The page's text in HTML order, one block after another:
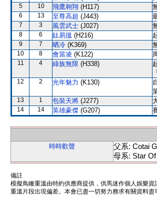
5 10 飛鷹翱翔 (H117)
6 13 至尊高超 (J443)
7 3 風雲武士 (J027)
8 6 鈦易搵 (H216)
9 7 晒冷 (K369)
10 8 會當凌 (K122)
11 4 綠族無限 (H338)
12 2 光年魅力 (K130)
13 1 包裝天將 (J277)
14 14 英雄豪傑 (G207)
時時歡聲
父系: Cotai
母系: Star
備註
模擬鳥瞰重溫由特約供應商提供，供馬迷作個人娛樂
重溫片段出現偏差。本會已盡一切努力務求有關資料